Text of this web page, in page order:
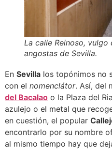
La calle Reinoso, vulgo
angostas de Sevilla.
En Sevilla los topónimos no
con el nomenclátor. Así, del
del Bacalao o la Plaza del
azulejo o el metal que
en cuestión, el popular
encontrarlo por su nombre
al mismo tiempo hay que